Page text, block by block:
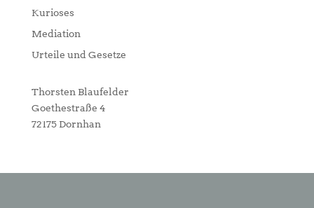
Kurioses
Mediation
Urteile und Gesetze
Thorsten Blaufelder
Goethestraße 4
72175 Dornhan